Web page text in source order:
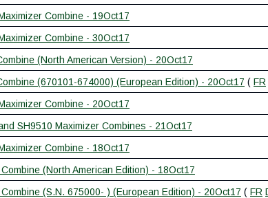
Combine - 19Oct17
Combine - 30Oct17
(North American Version) - 20Oct17
(670101-674000) (European Edition) - 20Oct17 ( FR
Combine - 20Oct17
SH9510 Maximizer Combines - 21Oct17
Combine - 18Oct17
(North American Edition) - 18Oct17
(S.N. 675000- ) (European Edition) - 20Oct17 ( FR